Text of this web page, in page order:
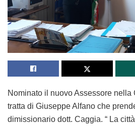
Nominato il nuovo Assessore nella
tratta di Giuseppe Alfano che
dimissionario dott. Caggia. “ La